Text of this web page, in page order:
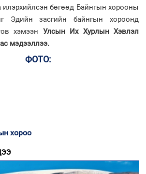
илэрхийлсэн бөгөөд Байнгын хорооны
Эдийн засгийн байнгын хороонд
хэмээн Улсын Их Хурлын Хэвлэл
мэдээллээ.
ФОТО:
хороо